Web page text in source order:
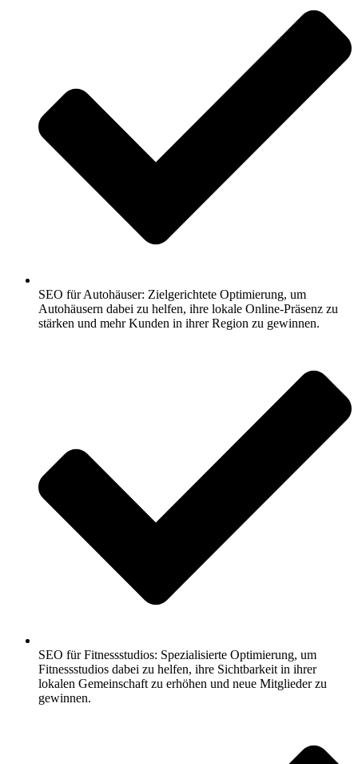
SEO für Autohäuser: Zielgerichtete Optimierung, um
Autohäusern dabei zu helfen, ihre lokale Online-Präsenz zu
stärken und mehr Kunden in ihrer Region zu gewinnen.
SEO für Fitnessstudios: Spezialisierte Optimierung, um
Fitnessstudios dabei zu helfen, ihre Sichtbarkeit in ihrer
lokalen Gemeinschaft zu erhöhen und neue Mitglieder zu
gewinnen.